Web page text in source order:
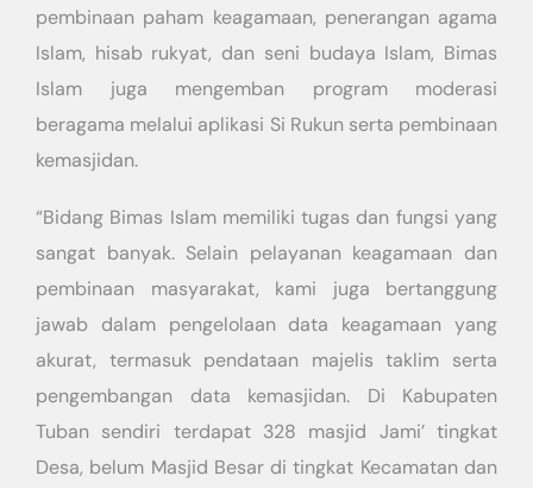
pembinaan paham keagamaan, penerangan agama
Islam, hisab rukyat, dan seni budaya Islam, Bimas
Islam juga mengemban program moderasi
beragama melalui aplikasi Si Rukun serta pembinaan
kemasjidan.
“Bidang Bimas Islam memiliki tugas dan fungsi yang
sangat banyak. Selain pelayanan keagamaan dan
pembinaan masyarakat, kami juga bertanggung
jawab dalam pengelolaan data keagamaan yang
akurat, termasuk pendataan majelis taklim serta
pengembangan data kemasjidan. Di Kabupaten
Tuban sendiri terdapat 328 masjid Jami’ tingkat
Desa, belum Masjid Besar di tingkat Kecamatan dan